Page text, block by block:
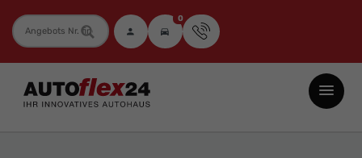
Fahrzeugnummer 0
Autoflex24
GmbH